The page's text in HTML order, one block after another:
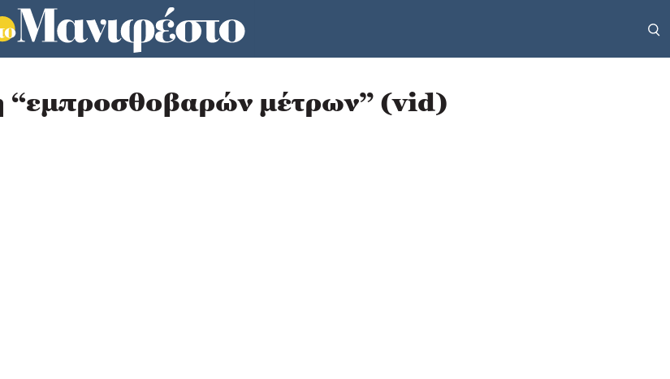
“εμπροσθοβαρών μέτρων” (vid)